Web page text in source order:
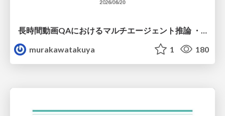
murakawatakuya
1 180